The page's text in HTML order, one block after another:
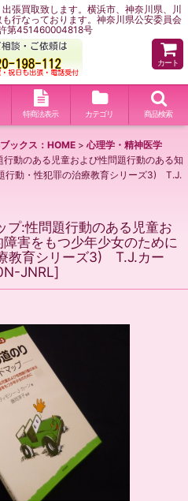
張買取致します。横浜市、神奈川県、川
行なっております。神奈川県公安委員会
第451460004818号
カート
特商法表示 カテゴリ 商品検索
ックス：HOME > 心理学・精神医学
動のある児童および性問題行動のある知
行動・性犯罪の治療教育シリーズ3) T.J.
プ:性問題行動のある児童お
害をもつ少年少女のために
教育シリーズ3) T.J.カー
JNRL]